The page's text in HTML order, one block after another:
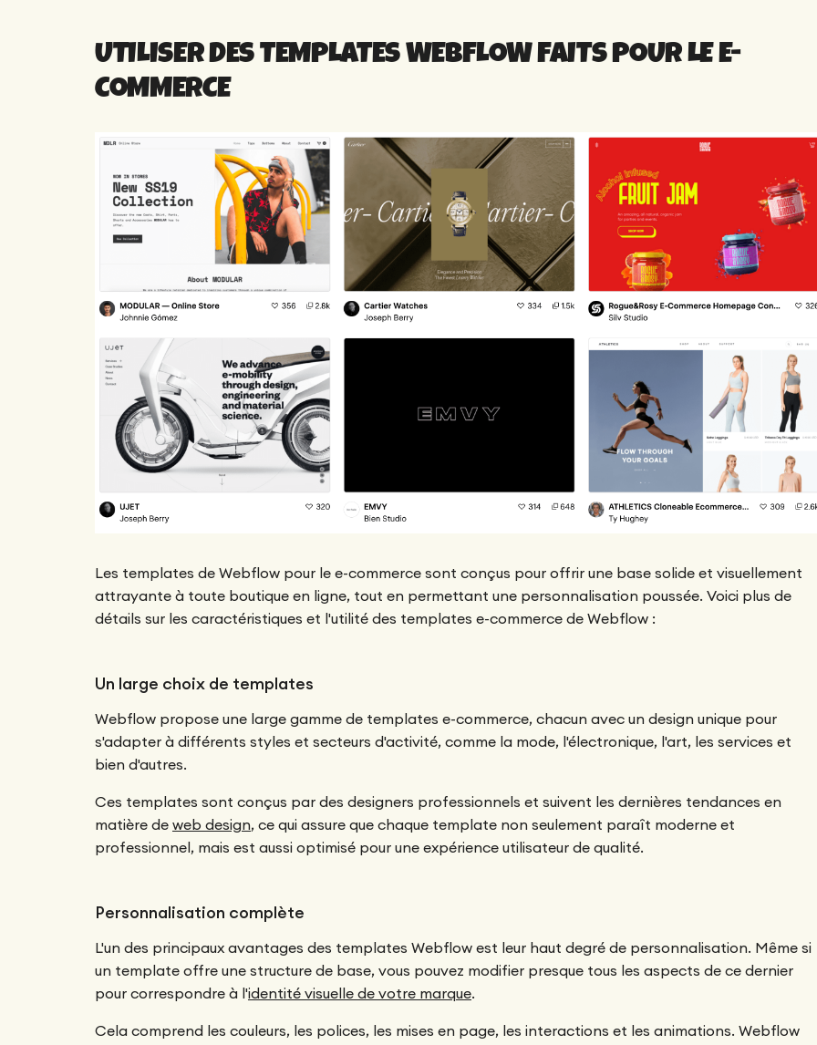
UTILISER DES TEMPLATES WEBFLOW FAITS POUR LE E-
COMMERCE
Les templates de Webflow pour le e-commerce sont conçus pour offrir une base solide et visuellement
attrayante à toute boutique en ligne, tout en permettant une personnalisation poussée. Voici plus de
détails sur les caractéristiques et l'utilité des templates e-commerce de Webflow :
Un large choix de templates
Webflow propose une large gamme de templates e-commerce, chacun avec un design unique pour
s'adapter à différents styles et secteurs d'activité, comme la mode, l'électronique, l'art, les services et
bien d'autres.
Ces templates sont conçus par des designers professionnels et suivent les dernières tendances en
matière de web design, ce qui assure que chaque template non seulement paraît moderne et
professionnel, mais est aussi optimisé pour une expérience utilisateur de qualité.
Personnalisation complète
L'un des principaux avantages des templates Webflow est leur haut degré de personnalisation. Même si
un template offre une structure de base, vous pouvez modifier presque tous les aspects de ce dernier
pour correspondre à l'identité visuelle de votre marque.
Cela comprend les couleurs, les polices, les mises en page, les interactions et les animations. Webflow